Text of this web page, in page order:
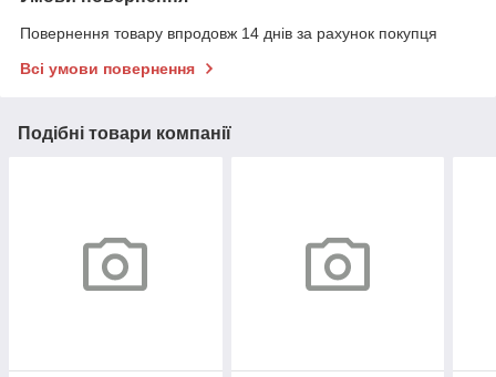
Повернення товару впродовж 14 днів за рахунок покупця
Всі умови повернення
Подібні товари компанії